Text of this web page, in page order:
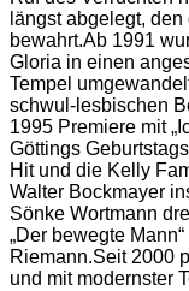
längst abgelegt,
bewahrt.Ab 1991
Gloria in einen
Tempel
schwul-lesbischen
1995 Premiere mit
Göttings
Hit und die Kelly
Walter Bockmayer
Sönke Wortmann
„Der bewegte
Riemann.Seit 2000
und mit modernster